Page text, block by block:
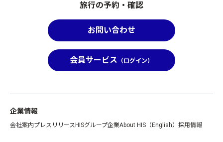
旅行の予約・確認
お問い合わせ
会員サービス （ログイン）
企業情報
会社案内プレスリリース HISグループ企業About HIS（English） 採用情報